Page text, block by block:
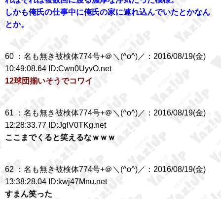
しかも俺氏の仕事中に俺氏の家に連れ込んでいたとかなん
とか。
60 ：名も無き被検体774号+＠＼(^o^)／：2016/08/19(金)
10:49:08.64 ID:Cwn0UyvO.net
12球団揃いそうでコワイ
61 ：名も無き被検体774号+＠＼(^o^)／：2016/08/19(金)
12:28:33.77 ID:JglV0TKg.net
ここまでくると笑えるなｗｗｗ
62 ：名も無き被検体774号+＠＼(^o^)／：2016/08/19(金)
13:38:28.04 ID:kwj47Mnu.net
すまん笑った